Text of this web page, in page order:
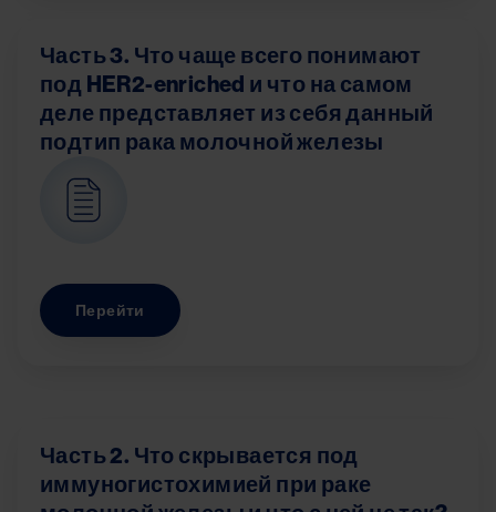
Часть 3. Что чаще всего понимают
под HER2-enriched и что на самом
деле представляет из себя данный
подтип рака молочной железы
Перейти
Часть 2. Что скрывается под
иммуногистохимией при раке